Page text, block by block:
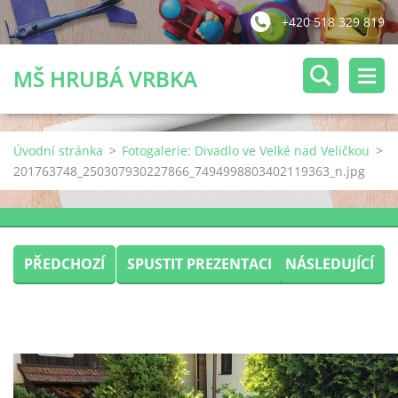
+420 518 329 819
MŠ HRUBÁ VRBKA
Úvodní stránka > Fotogalerie: Divadlo ve Velké nad Veličkou >
201763748_250307930227866_7494998803402119363_n.jpg
PŘEDCHOZÍ SPUSTIT PREZENTACI NÁSLEDUJÍCÍ